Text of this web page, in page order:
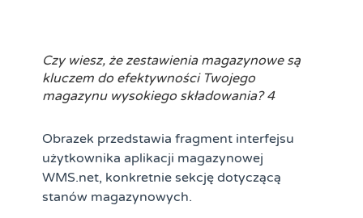
Czy wiesz, że zestawienia magazynowe są
kluczem do efektywności Twojego
magazynu wysokiego składowania? 4
Obrazek przedstawia fragment interfejsu
użytkownika aplikacji magazynowej
WMS.net, konkretnie sekcję dotyczącą
stanów magazynowych.